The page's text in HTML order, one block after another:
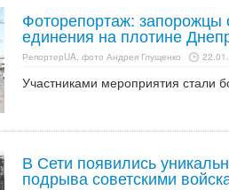
Фоторепортаж:
единения на плотине
РепортерUA, фото Андрея Глущенко
Участниками мероприятия стали
В Сети появились
подрыва советскими